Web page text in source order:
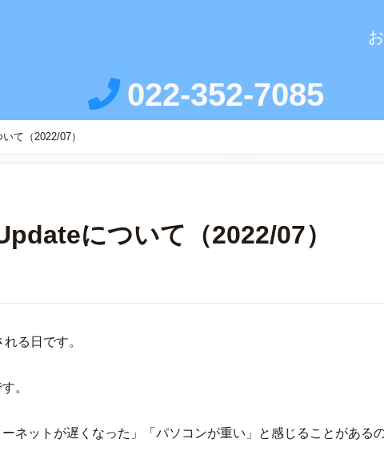
022-352-7085
て（2022/07）
について（2022/07）
る日です。
。
ネットが遅くなった」「パソコンが重い」と感じることがある